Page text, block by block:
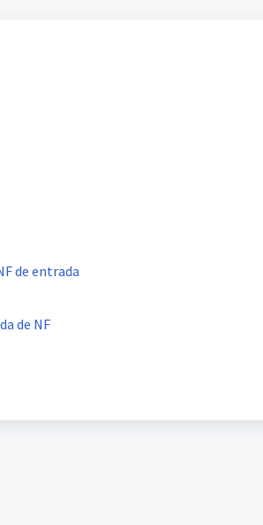
de entrada
de NF